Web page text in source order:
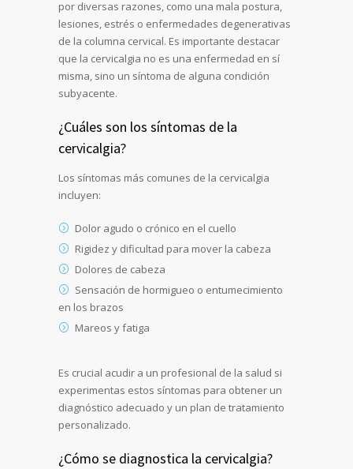
por diversas razones, como una mala postura,
lesiones, estrés o enfermedades degenerativas
de la columna cervical. Es importante destacar
que la cervicalgia no es una enfermedad en sí
misma, sino un síntoma de alguna condición
subyacente.
¿Cuáles son los síntomas de la
cervicalgia?
Los síntomas más comunes de la cervicalgia
incluyen:
Dolor agudo o crónico en el cuello
Rigidez y dificultad para mover la cabeza
Dolores de cabeza
Sensación de hormigueo o entumecimiento
en los brazos
Mareos y fatiga
Es crucial acudir a un profesional de la salud si
experimentas estos síntomas para obtener un
diagnóstico adecuado y un plan de tratamiento
personalizado.
¿Cómo se diagnostica la cervicalgia?